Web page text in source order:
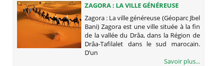
ZAGORA : LA VILLE GÉNÉREUSE
(GÉOPARC JBEL BANI)
Zagora : La ville généreuse (Géoparc Jbel
Bani) Zagora est une ville située à la fin
de la vallée du Drâa, dans la Région de
Drâa-Tafilalet dans le sud marocain.
D’un
Savoir plus...